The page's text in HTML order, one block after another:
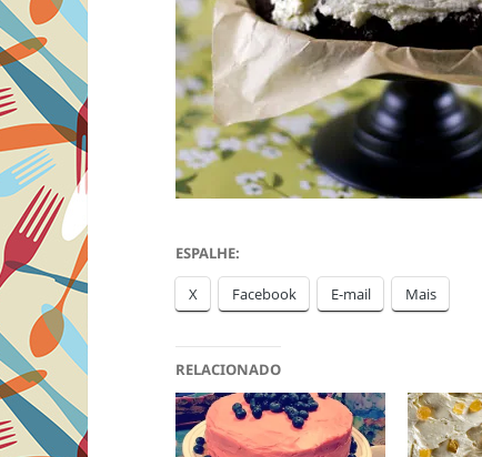
ESPALHE:
X Facebook E-mail Mais
RELACIONADO